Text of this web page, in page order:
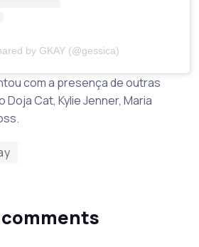
by GKAY (@gessica)
com a presença de outras
Cat, Kylie Jenner, Maria
comments